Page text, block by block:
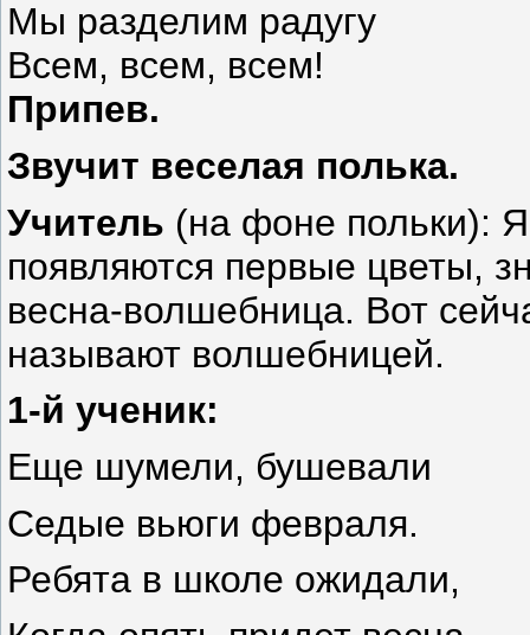
Мы разделим радугу
Всем, всем, всем!
Припев.
Звучит веселая полька.
Учитель (на фоне польки):
появляются первые цветы,
весна-волшебница. Вот
называют волшебницей.
1-й ученик:
Еще шумели, бушевали
Седые вьюги февраля.
Ребята в школе ожидали,